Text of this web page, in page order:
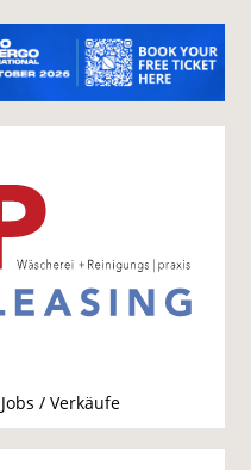
Jobs / Verkäufe
u
c